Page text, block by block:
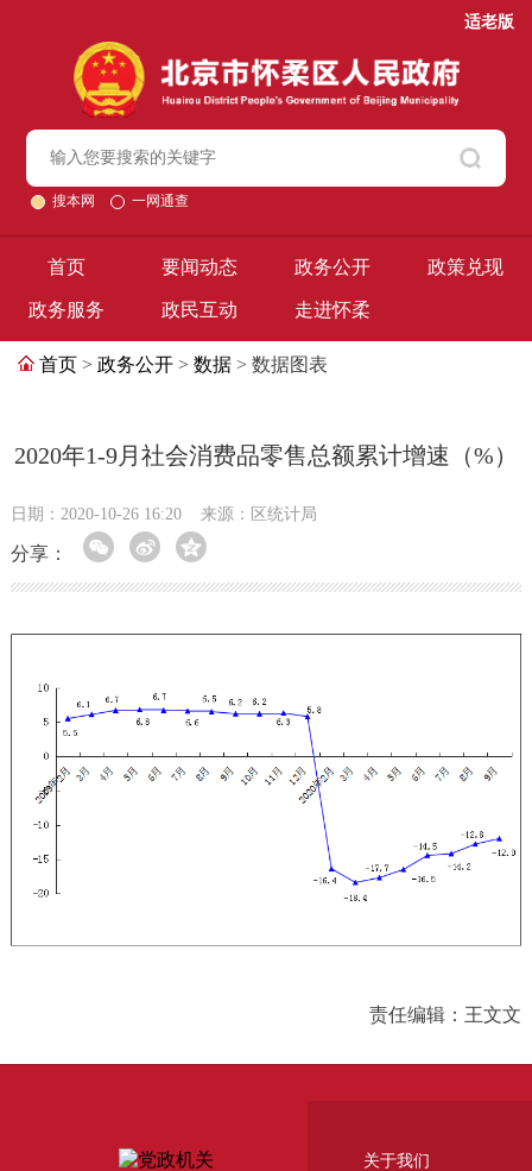
适老版
搜本网 一网通查
首页 要闻动态 政务公开 政策兑现
政务服务 政民互动 走进怀柔
首页 > 政务公开 > 数据 > 数据图表
2020年1-9月社会消费品零售总额累计增速（%）
日期：2020-10-26 16:20 来源：区统计局
分享：
责任编辑：王文文
关于我们